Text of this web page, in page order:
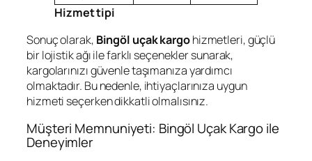
Hizmet tipi
Sonuç olarak, Bingöl uçak kargohizmetleri, güçlü
bir lojistik ağı ile farklı seçenekler sunarak,
kargolarınızı güvenle taşımanıza yardımcı
olmaktadır. Bu nedenle, ihtiyaçlarınıza uygun
hizmeti seçerken dikkatli olmalısınız.
Müşteri Memnuniyeti: Bingöl Uçak Kargo ile
Deneyimler